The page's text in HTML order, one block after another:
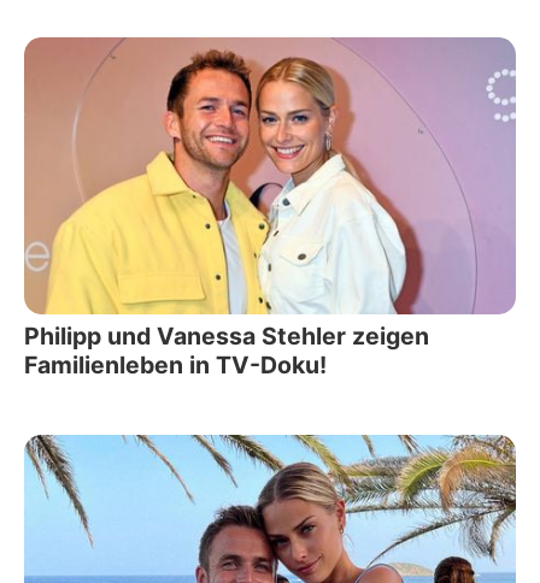
Philipp und Vanessa Stehler zeigen
Familienleben in TV-Doku!